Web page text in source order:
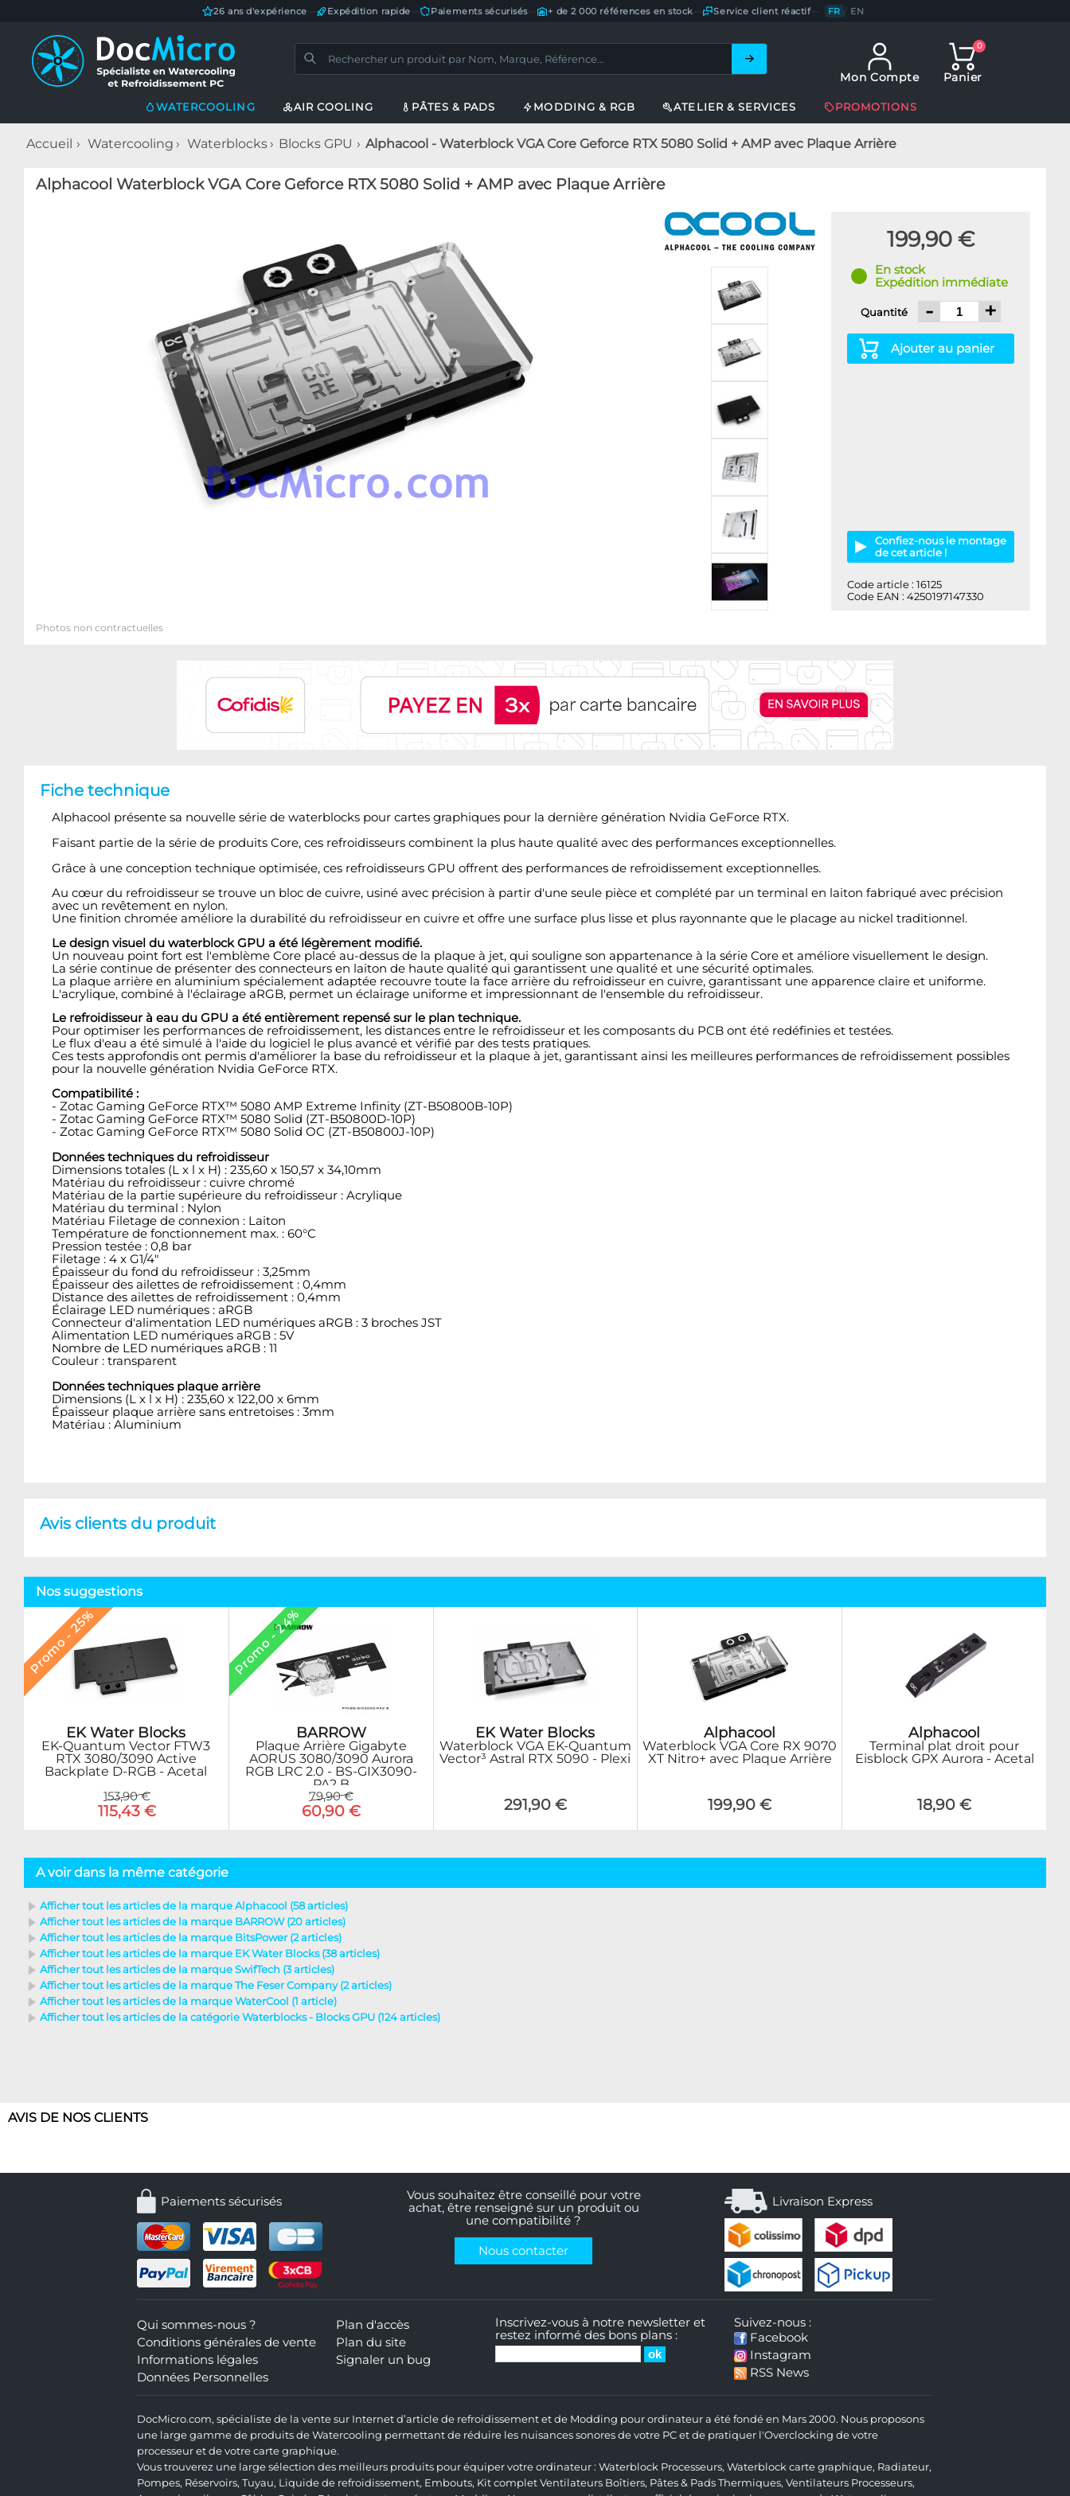
26 ans d'expérience Expédition rapide Paiements sécurisés— + de 2 000 références en stock Service client réactif— FR / EN
Mon Compte
0
Panier
WATERCOOLING AIR COOLING PÂTES & PADS MODDING & RGB ATELIER & SERVICES PROMOTIONS
Accueil Watercooling Waterblocks Blocks GPU Alphacool - Waterblock VGA Core Geforce RTX 5080 Solid + AMP avec Plaque Arrière
Alphacool Waterblock VGA Core Geforce RTX 5080 Solid + AMP avec Plaque Arrière
199,90 €
En stock
Expédition immédiate
Quantité - +
Ajouter au panier
Confiez-nous le montage
de cet article !
Code article : 16125
Code EAN : 4250197147330
Photos non contractuelles
Fiche technique
Alphacool présente sa nouvelle série de waterblocks pour cartes graphiques pour la dernière génération Nvidia GeForce RTX.
Faisant partie de la série de produits Core, ces refroidisseurs combinent la plus haute qualité avec des performances exceptionnelles.
Grâce à une conception technique optimisée, ces refroidisseurs GPU offrent des performances de refroidissement exceptionnelles.
Au cœur du refroidisseur se trouve un bloc de cuivre, usiné avec précision à partir d'une seule pièce et complété par un terminal en laiton fabriqué avec précision
avec un revêtement en nylon.
Une finition chromée améliore la durabilité du refroidisseur en cuivre et offre une surface plus lisse et plus rayonnante que le placage au nickel traditionnel.
Le design visuel du waterblock GPU a été légèrement modifié.
Un nouveau point fort est l'emblème Core placé au-dessus de la plaque à jet, qui souligne son appartenance à la série Core et améliore visuellement le design.
La série continue de présenter des connecteurs en laiton de haute qualité qui garantissent une qualité et une sécurité optimales.
La plaque arrière en aluminium spécialement adaptée recouvre toute la face arrière du refroidisseur en cuivre, garantissant une apparence claire et uniforme.
L'acrylique, combiné à l'éclairage aRGB, permet un éclairage uniforme et impressionnant de l'ensemble du refroidisseur.
Le refroidisseur à eau du GPU a été entièrement repensé sur le plan technique.
Pour optimiser les performances de refroidissement, les distances entre le refroidisseur et les composants du PCB ont été redéfinies et testées.
Le flux d'eau a été simulé à l'aide du logiciel le plus avancé et vérifié par des tests pratiques.
Ces tests approfondis ont permis d'améliorer la base du refroidisseur et la plaque à jet, garantissant ainsi les meilleures performances de refroidissement possibles
pour la nouvelle génération Nvidia GeForce RTX.
Compatibilité :
- Zotac Gaming GeForce RTX™ 5080 AMP Extreme Infinity (ZT-B50800B-10P)
- Zotac Gaming GeForce RTX™ 5080 Solid (ZT-B50800D-10P)
- Zotac Gaming GeForce RTX™ 5080 Solid OC (ZT-B50800J-10P)
Données techniques du refroidisseur
Dimensions totales (L x l x H) : 235,60 x 150,57 x 34,10mm
Matériau du refroidisseur : cuivre chromé
Matériau de la partie supérieure du refroidisseur : Acrylique
Matériau du terminal : Nylon
Matériau Filetage de connexion : Laiton
Température de fonctionnement max. : 60°C
Pression testée : 0,8 bar
Filetage : 4 x G1/4"
Épaisseur du fond du refroidisseur : 3,25mm
Épaisseur des ailettes de refroidissement : 0,4mm
Distance des ailettes de refroidissement : 0,4mm
Éclairage LED numériques : aRGB
Connecteur d'alimentation LED numériques aRGB : 3 broches JST
Alimentation LED numériques aRGB : 5V
Nombre de LED numériques aRGB : 11
Couleur : transparent
Données techniques plaque arrière
Dimensions (L x l x H) : 235,60 x 122,00 x 6mm
Épaisseur plaque arrière sans entretoises : 3mm
Matériau : Aluminium
Avis clients du produit
Nos suggestions
Promo - 25%
EK Water Blocks
EK-Quantum Vector FTW3
RTX 3080/3090 Active
Backplate D-RGB - Acetal
153,90 €
115,43 €
Promo - 24%
BARROW
Plaque Arrière Gigabyte
AORUS 3080/3090 Aurora
RGB LRC 2.0 - BS-GIX3090-
PA2 B
79,90 €
60,90 €
EK Water Blocks
Waterblock VGA EK-Quantum
Vector³ Astral RTX 5090 - Plexi
291,90 €
Alphacool
Waterblock VGA Core RX 9070
XT Nitro+ avec Plaque Arrière
199,90 €
Alphacool
Terminal plat droit pour
Eisblock GPX Aurora - Acetal
18,90 €
A voir dans la même catégorie
Afficher tout les articles de la marque Alphacool (58 articles)
Afficher tout les articles de la marque BARROW (20 articles)
Afficher tout les articles de la marque BitsPower (2 articles)
Afficher tout les articles de la marque EK Water Blocks (38 articles)
Afficher tout les articles de la marque SwifTech (3 articles)
Afficher tout les articles de la marque The Feser Company (2 articles)
Afficher tout les articles de la marque WaterCool (1 article)
Afficher tout les articles de la catégorie Waterblocks - Blocks GPU (124 articles)
AVIS DE NOS CLIENTS
Paiements sécurisés
Vous souhaitez être conseillé pour votre
achat, être renseigné sur un produit ou
une compatibilité ?
Nous contacter
Livraison Express
Qui sommes-nous ?
Conditions générales de vente
Informations légales
Données Personnelles
Plan d'accès
Plan du site
Signaler un bug
Inscrivez-vous à notre newsletter et
restez informé des bons plans :
Suivez-nous :
Facebook
Instagram
RSS News
DocMicro.com, spécialiste de la vente sur Internet d’article de refroidissement et de Modding pour ordinateur a été fondé en Mars 2000. Nous proposons
une large gamme de produits de Watercooling permettant de réduire les nuisances sonores de votre PC et de pratiquer l'Overclocking de votre
processeur et de votre carte graphique.
Vous trouverez une large sélection des meilleurs produits pour équiper votre ordinateur : Waterblock Processeurs, Waterblock carte graphique, Radiateur,
Pompes, Réservoirs, Tuyau, Liquide de refroidissement, Embouts, Kit complet Ventilateurs Boîtiers, Pâtes & Pads Thermiques, Ventilateurs Processeurs,